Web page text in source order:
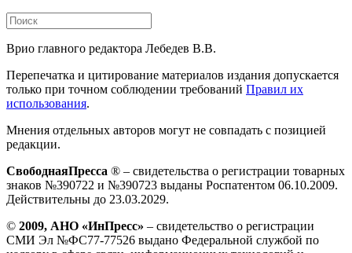
Врио главного редактора Лебедев В.В.
Перепечатка и цитирование материалов издания допускается
только при точном соблюдении требований Правил их
использования.
Мнения отдельных авторов могут не совпадать с позицией
редакции.
СвободнаяПресса ® – свидетельства о регистрации товарных
знаков №390722 и №390723 выданы Роспатентом 06.10.2009.
Действительны до 23.03.2029.
© 2009, АНО «ИнПресс» – свидетельство о регистрации
СМИ Эл №ФС77-77526 выдано Федеральной службой по